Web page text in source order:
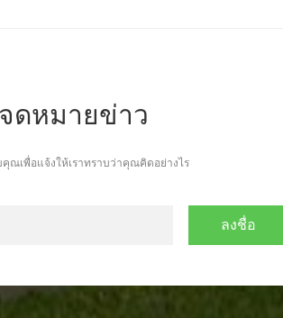
ดหมายข่าว
เพื่อแจ้งให้เราทราบว่าคุณคิดอย่างไร